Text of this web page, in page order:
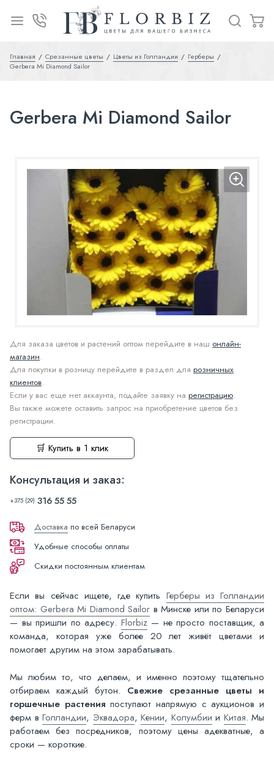
Главная Срезанные цветы Цветы из Голландии
Герберы
Gerbera Mi Diamond Sailor
Gerbera Mi Diamond Sailor
Для заказа цветов и растений оптом перейдите в наш онлайн-
магазин.
Для покупки в розницу перейдите в раздел для розничных
клиентов.
Если у вас еще нет аккаунта, подайте заявку на регистрацию.
Вы также можете оставить запрос на приобретение цветов без
регистрации.
🛒 Купить в 1 клик
Консультация и заказ:
+375 (29) 316 55 55
Доставка по всей Беларуси
Удобные способы оплаты
Скидки постоянным клиентам
Если вы сейчас ищете, где купить Герберы из Голландии
оптом: Gerbera Mi Diamond Sailor в Минске или по Беларуси
— вы пришли по адресу. Florbiz— не просто поставщик, а
команда, которая уже более 20 лет живёт цветами и
помогает другим на этом зарабатывать.
Мы любим то, что делаем, и именно поэтому тщательно
отбираем каждый бутон. Свежие срезанные цветы и
горшечные растения поступают напрямую с аукционов и
ферм в Голландии, Эквадора, Кении, Колумбии и Китая. Мы
работаем без посредников, поэтому цены адекватные, а
сроки — короткие.